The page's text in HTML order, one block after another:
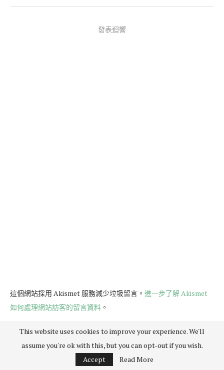
發表迴響
這個網站採用 Akismet 服務減少垃圾留言。 進一步了解 Akismet
如何處理網站訪客的留言資料 。
This website uses cookies to improve your experience. We'll
assume you're ok with this, but you can opt-out if you wish.
Accept
Read More